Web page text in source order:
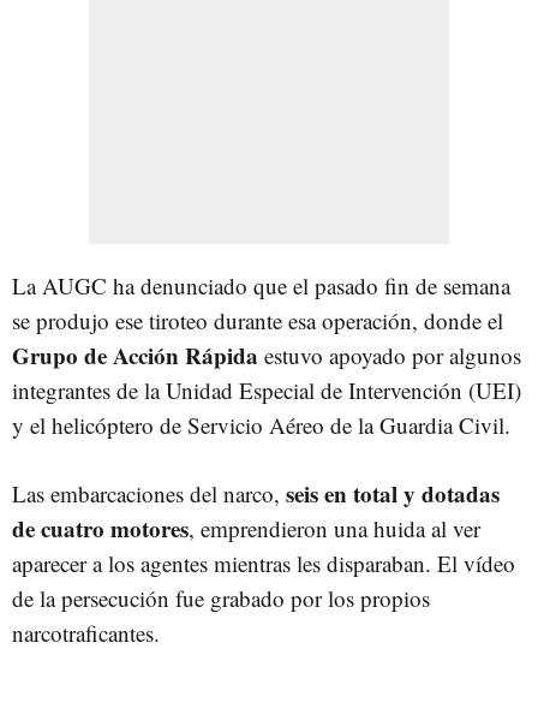
La AUGC ha denunciado que el pasado fin de semana
se produjo ese tiroteo durante esa operación, donde el
Grupo de Acción Rápida estuvo apoyado por algunos
integrantes de la Unidad Especial de Intervención (UEI)
y el helicóptero de Servicio Aéreo de la Guardia Civil.
Las embarcaciones del narco, seis en total y dotadas
de cuatro motores, emprendieron una huida al ver
aparecer a los agentes mientras les disparaban. El vídeo
de la persecución fue grabado por los propios
narcotraficantes.